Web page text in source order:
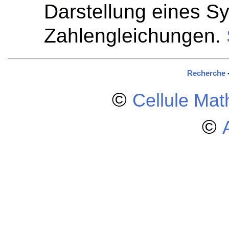
Darstellung eines
Zahlengleichungen.
Recherche
© Cellule
©